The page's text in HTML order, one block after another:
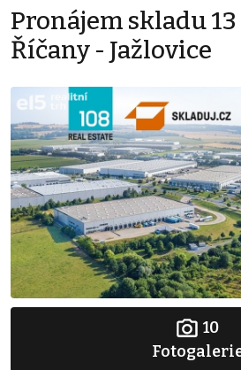
Pronájem skladu 13
Říčany - Jažlovice
10